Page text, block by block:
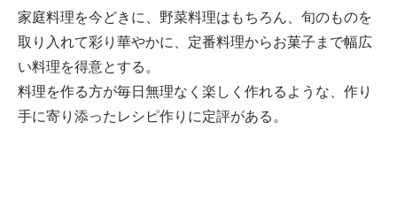
家庭料理を今どきに、野菜料理はもちろん、旬のものを
取り入れて彩り華やかに、定番料理からお菓子まで幅広
い料理を得意とする。
料理を作る方が毎日無理なく楽しく作れるような、作り
手に寄り添ったレシピ作りに定評がある。